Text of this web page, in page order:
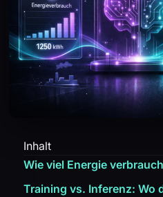
Inhalt
Wie viel Energie
Training vs. Inferenz: Wo